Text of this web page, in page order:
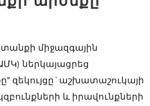
միջազգային
ներկայացրեց
զեկույցը`աշխատաշուկայի
և իրավունքների